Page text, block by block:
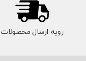
رویه ارسال محصولات